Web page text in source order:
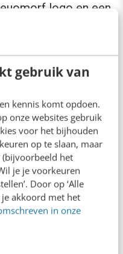
gebruik van
kennis komt opdoen.
onze websites gebruik
voor het bijhouden
op te slaan, maar
het
je je voorkeuren
Door op ‘Alle
je akkoord met het
in onze
logo en een
het niet moeilijk om
vernieuwing op
we binnen
weer een
is.
naar flat
koperen
met een flat logo